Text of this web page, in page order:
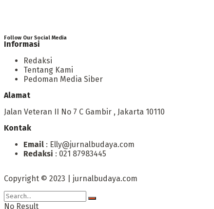
Follow Our Social Media
Informasi
Redaksi
Tentang Kami
Pedoman Media Siber
Alamat
Jalan Veteran II No 7 C Gambir , Jakarta 10110
Kontak
Email : Elly@jurnalbudaya.com
Redaksi : 021 87983445
Copyright © 2023 | jurnalbudaya.com
No Result